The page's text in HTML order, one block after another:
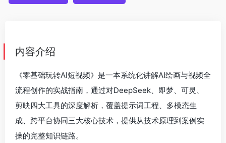
内容介绍
《零基础玩转AI短视频》是一本系统化讲解AI绘画与视频全
流程创作的实战指南，通过对DeepSeek、即梦、可灵、
剪映四大工具的深度解析，覆盖提示词工程、多模态生
成、跨平台协同三大核心技术，提供从技术原理到案例实
操的完整知识链路。